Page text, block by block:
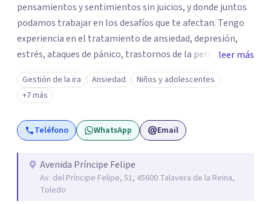
pensamientos y sentimientos sin juicios, y donde juntos
podamos trabajar en los desafíos que te afectan. Tengo
experiencia en el tratamiento de ansiedad, depresión,
estrés, ataques de pánico, trastornos de la personalidad y
el trastorno obsesivo-compulsivo (TOC). Mi enfoque
terapéutico se adapta a tus necesidades específicas,
utilizando herramientas y técnicas que te ayuden a
comprender y transformar aquello que te preocupa. Creo
firmemente que el bienestar emocional es un derecho y,
control sobre tu vida y tus emociones. Mi misión es que te
sientas escuchado/a, comprendido/a y empoderado/a
para enfrentar tus problemas y lograr un cambio positivo
leer más
Gestión de la ira Ansiedad
Niños y adolescentes
+7 más
Teléfono WhatsApp Email
Avenida Príncipe Felipe
Av. del Príncipe Felipe, 51, 45600 Talavera de la Reina,
Toledo